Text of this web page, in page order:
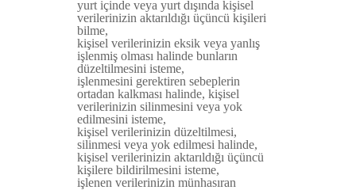
yurt içinde veya yurt dışında kişisel
verilerinizin aktarıldığı üçüncü kişileri
bilme,
kişisel verilerinizin eksik veya yanlış
işlenmiş olması halinde bunların
düzeltilmesini isteme,
işlenmesini gerektiren sebeplerin
ortadan kalkması halinde, kişisel
verilerinizin silinmesini veya yok
edilmesini isteme,
kişisel verilerinizin düzeltilmesi,
silinmesi veya yok edilmesi halinde,
kişisel verilerinizin aktarıldığı üçüncü
kişilere bildirilmesini isteme,
işlenen verilerinizin münhasıran